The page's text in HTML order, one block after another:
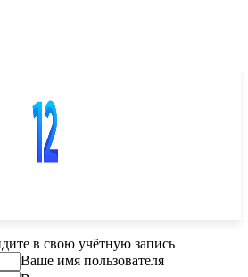
в свою учётную запись
Ваше имя пользователя